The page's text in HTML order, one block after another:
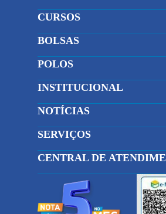
CURSOS
BOLSAS
POLOS
INSTITUCIONAL
NOTÍCIAS
SERVIÇOS
CENTRAL DE